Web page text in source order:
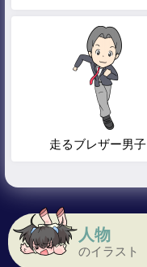
人物
のイラスト
走るブレザー男子